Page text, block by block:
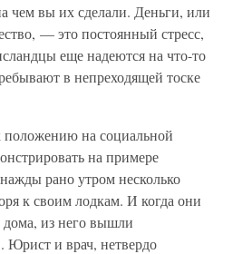
чем вы их сделали. Деньги, или
— это постоянный стресс,
еще надеются на что-то
в непреходящей тоске
на социальной
на примере
рано утром несколько
к своим лодкам. И когда они
из него вышли
Юрист и врач, нетвердо